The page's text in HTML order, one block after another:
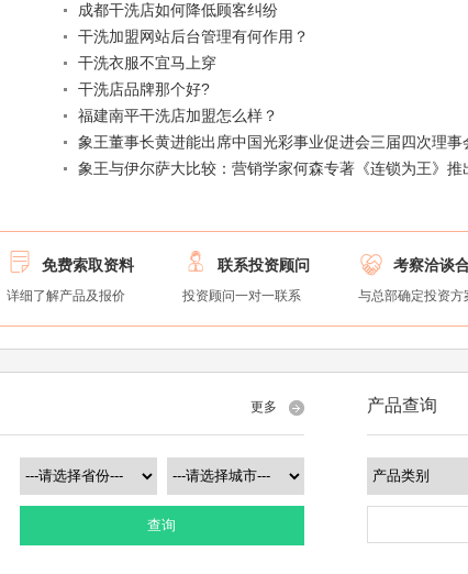
成都干洗店如何降低顾客纠纷
干洗加盟网站后台管理有何作用？
干洗衣服不宜马上穿
干洗店品牌那个好?
福建南平干洗店加盟怎么样？
象王董事长黄进能出席中国光彩事业促进会三届四次理事
象王与伊尔萨大比较：营销学家何森专著《连锁为王》推
 免费索取资料
详细了解产品及报价
 联系投资顾问
投资顾问一对一联系
 考察洽谈
与总部确定投资方
更多
查询
产品查询